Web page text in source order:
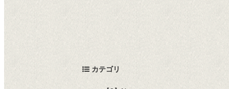
カテゴリ